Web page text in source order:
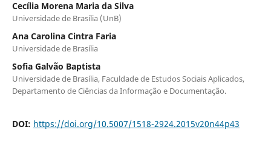
Cecília Morena Maria da Silva
Universidade de Brasília (UnB)
Ana Carolina Cintra Faria
Universidade de Brasília
Sofia Galvão Baptista
Universidade de Brasília, Faculdade de Estudos Sociais Aplicados,
Departamento de Ciências da Informação e Documentação.
DOI: https://doi.org/10.5007/1518-2924.2015v20n44p43